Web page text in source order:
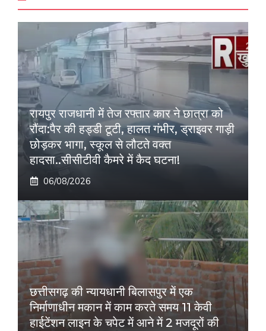
रायपुर राजधानी में तेज रफ्तार कार ने छात्रा को
रौंदा:पैर की हड्डी टूटी, हालत गंभीर, ड्राइवर गाड़ी
छोड़कर भागा, स्कूल से लौटते वक्त
हादसा..सीसीटीवी कैमरे में कैद घटना!
06/08/2026
छत्तीसगढ़ की न्यायधानी बिलासपुर में एक
निर्माणाधीन मकान में काम करते समय 11 केवी
हाईटेंशन लाइन के चपेट में आने में 2 मजदूरों की